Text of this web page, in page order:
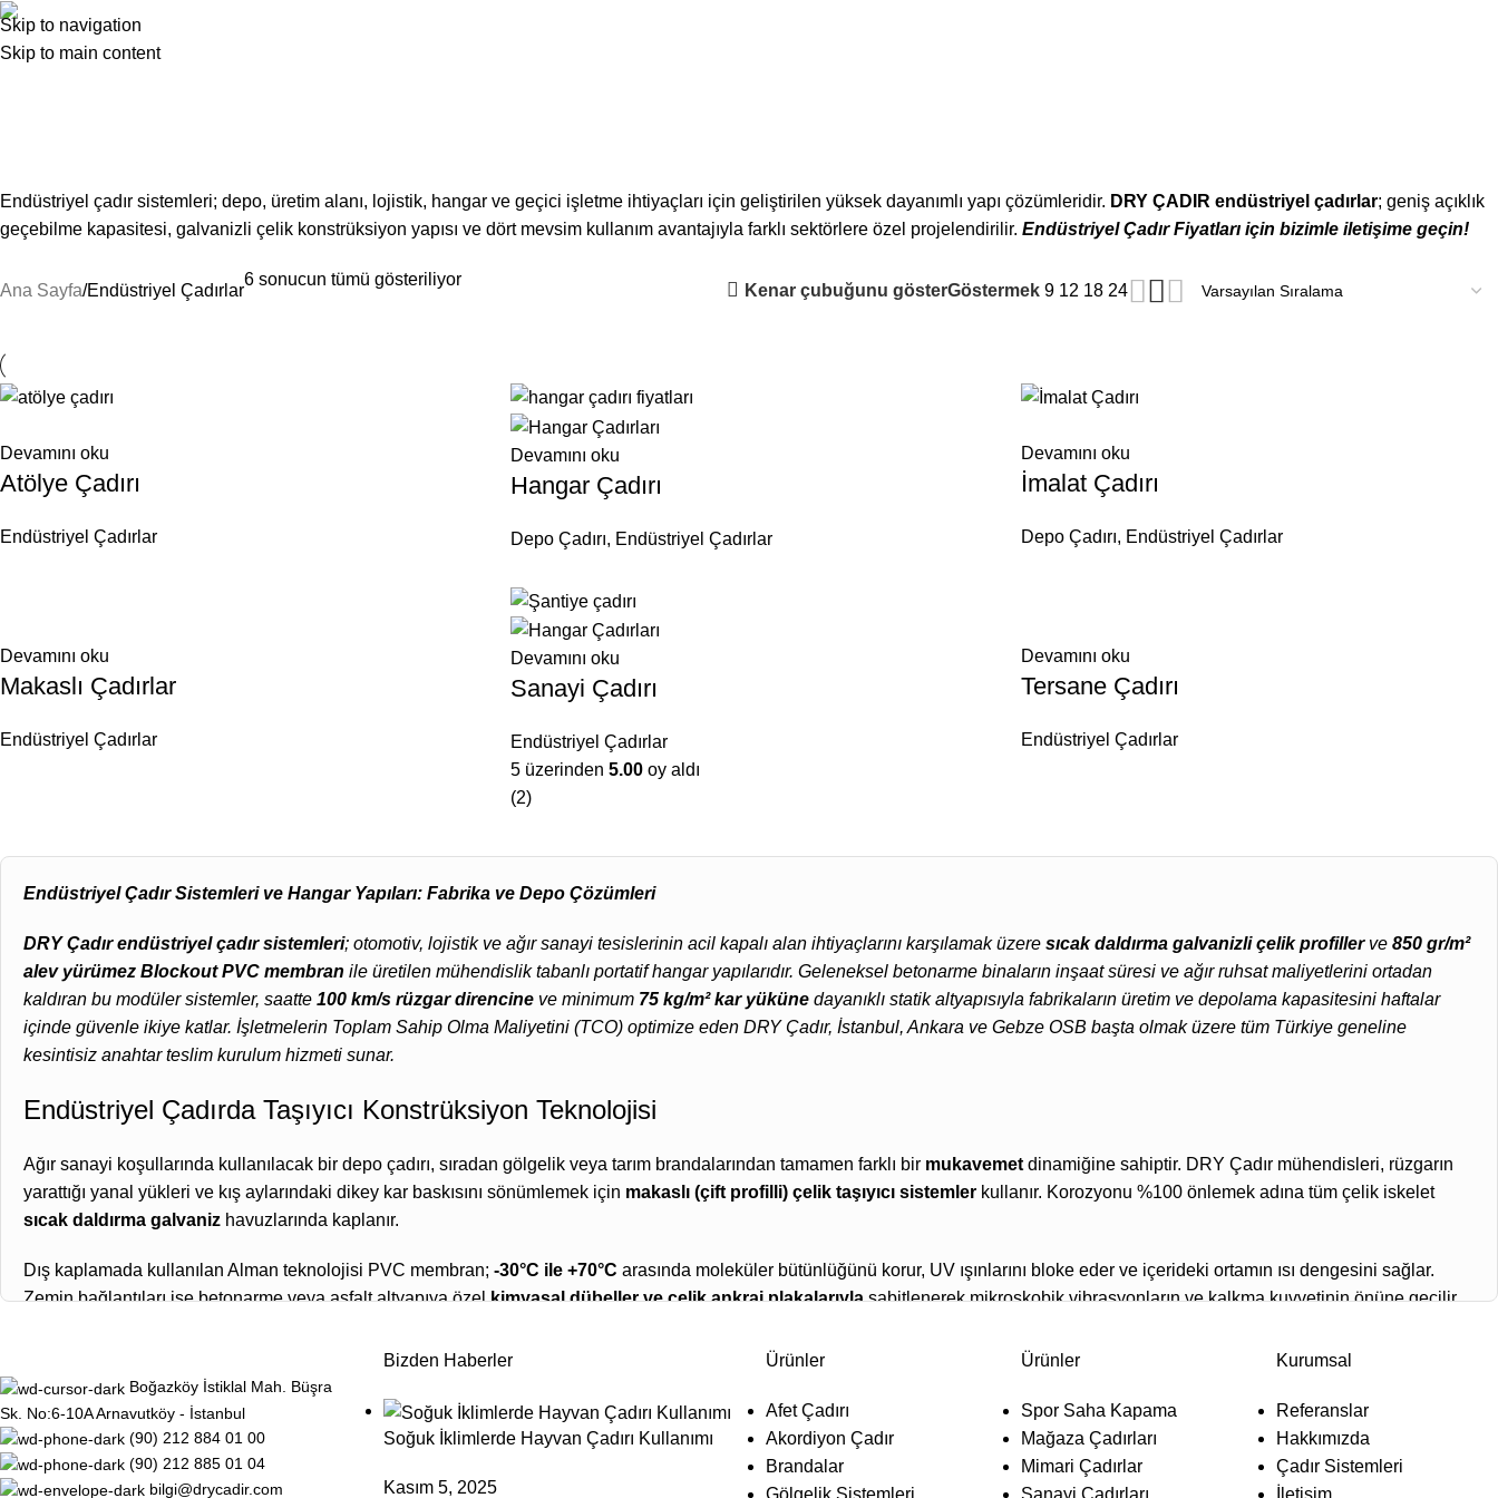
Skip to navigation
Skip to main content
ANASAYFAHAKKIMIZDA
Endüstriyel Çadırlar
Endüstriyel çadır sistemleri; depo, üretim alanı, lojistik, hangar ve geçici işletme ihtiyaçları için geliştirilen yüksek dayanımlı yapı çözümleridir. DRY ÇADIR endüstriyel çadırlar; geniş açıklık
geçebilme kapasitesi, galvanizli çelik konstrüksiyon yapısı ve dört mevsim kullanım avantajıyla farklı sektörlere özel projelendirilir. Endüstriyel Çadır Fiyatları için bizimle iletişime geçin!
Ana Sayfa Endüstriyel Çadırlar
6 sonucun tümü gösteriliyor
Kenar çubuğunu gösterGöstermek 9 12 18 24
Devamını oku
Atölye Çadırı
Endüstriyel Çadırlar
Devamını oku
Hangar Çadırı
Depo Çadırı, Endüstriyel Çadırlar
Devamını oku
İmalat Çadırı
Depo Çadırı, Endüstriyel Çadırlar
Devamını oku
Makaslı Çadırlar
Endüstriyel Çadırlar
Devamını oku
Sanayi Çadırı
Endüstriyel Çadırlar
5 üzerinden 5.00 oy aldı
(2)
Devamını oku
Tersane Çadırı
Endüstriyel Çadırlar
Endüstriyel Çadır Sistemleri ve Hangar Yapıları: Fabrika ve Depo Çözümleri
DRY Çadır endüstriyel çadır sistemleri; otomotiv, lojistik ve ağır sanayi tesislerinin acil kapalı alan ihtiyaçlarını karşılamak üzere sıcak daldırma galvanizli çelik profillerve 850 gr/m²
alev yürümez Blockout PVC membran ile üretilen mühendislik tabanlı portatif hangar yapılarıdır. Geleneksel betonarme binaların inşaat süresi ve ağır ruhsat maliyetlerini ortadan
kaldıran bu modüler sistemler, saatte 100 km/s rüzgar direncine ve minimum 75 kg/m² kar yüküne dayanıklı statik altyapısıyla fabrikaların üretim ve depolama kapasitesini haftalar
içinde güvenle ikiye katlar. İşletmelerin Toplam Sahip Olma Maliyetini (TCO) optimize eden DRY Çadır, İstanbul, Ankara ve Gebze OSB başta olmak üzere tüm Türkiye geneline
kesintisiz anahtar teslim kurulum hizmeti sunar.
Endüstriyel Çadırda Taşıyıcı Konstrüksiyon Teknolojisi
Ağır sanayi koşullarında kullanılacak bir depo çadırı, sıradan gölgelik veya tarım brandalarından tamamen farklı bir mukavemet dinamiğine sahiptir. DRY Çadır mühendisleri, rüzgarın
yarattığı yanal yükleri ve kış aylarındaki dikey kar baskısını sönümlemek için makaslı (çift profilli) çelik taşıyıcı sistemler kullanır. Korozyonu %100 önlemek adına tüm çelik iskelet
sıcak daldırma galvaniz havuzlarında kaplanır.
Dış kaplamada kullanılan Alman teknolojisi PVC membran; -30°C ile +70°C arasında moleküler bütünlüğünü korur, UV ışınlarını bloke eder ve içerideki ortamın ısı dengesini sağlar.
Zemin bağlantıları ise betonarme veya asfalt altyapıya özelkimyasal dübeller ve çelik ankraj plakalarıylasabitlenerek mikroskobik vibrasyonların ve kalkma kuvvetinin önüne geçilir.
İşletmenizin kapasite artırımı için mühendislerimizden statik hesaplamalı ücretsiz zemin keşfi talep edin.
Endüstriyel Çadır Modelleri
Hangar fiyatları;kolonsuz açıklık metrajına, çatı tepe yüksekliğine, membran gramajına ve yalıtım teknolojisine göre endüstriyel olarak projelendirilir. (Aşağıdaki tablo B2B
Boğazköy İstiklal Mah. Büşra
Sk. No:6-10A Arnavutköy - İstanbul
(90) 212 884 01 00
(90) 212 885 01 04
bilgi@drycadir.com
Bizden Haberler
Soğuk İklimlerde Hayvan Çadırı Kullanımı
Kasım 5, 2025
Ürünler
Afet Çadırı
Akordiyon Çadır
Brandalar
Ürünler
Spor Saha Kapama
Mağaza Çadırları
Mimari Çadırlar
Kurumsal
Referanslar
Hakkımızda
Çadır Sistemleri